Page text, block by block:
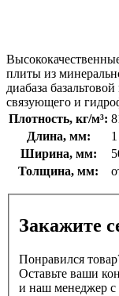
плиты из
диабаза
связующего и
Плотность, кг/м³:
Длина, мм:
Ширина, мм:
Толщина, мм:
Закажите
Понравился
Оставьте ваши
и наш менеджер с